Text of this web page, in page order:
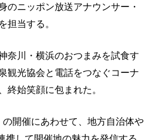
のニッポン放送アナウンサー・
担当する。
奈川・横浜のおつまみを試食す
観光協会と電話をつなぐコーナ
終始笑顔に包まれた。
の開催にあわせて、地方自治体や